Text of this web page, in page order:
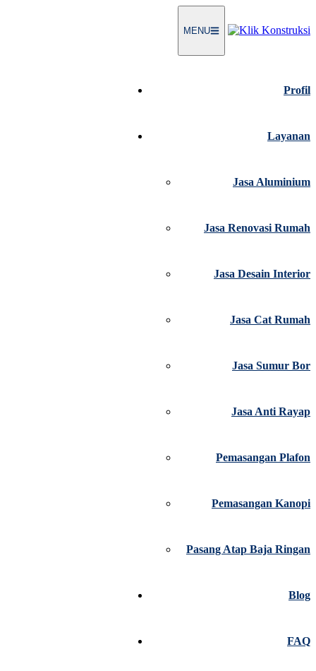
MENU
Profil
Layanan
Jasa Aluminium
Jasa Renovasi Rumah
Jasa Desain Interior
Jasa Cat Rumah
Jasa Sumur Bor
Jasa Anti Rayap
Pemasangan Plafon
Pemasangan Kanopi
Pasang Atap Baja Ringan
Blog
FAQ